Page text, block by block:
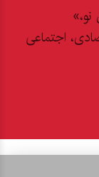
اجتماعی